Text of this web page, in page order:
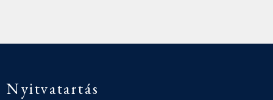
Nyitvatartás